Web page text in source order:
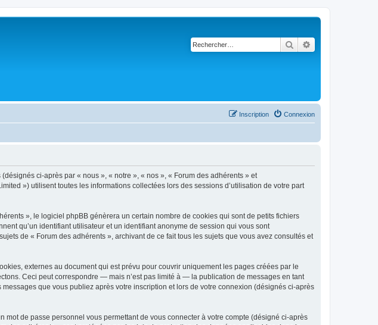
Rechercher
Connexion
Inscription
ci-après par « nous », « notre », « nos », « Forum des adhérents » et
») utilisent toutes les informations collectées lors des sessions d’utilisation de votre part
», le logiciel phpBB génèrera un certain nombre de cookies qui sont de petits fichiers
qu’un identifiant utilisateur et un identifiant anonyme de session qui vous sont
de « Forum des adhérents », archivant de ce fait tous les sujets que vous avez consultés et
externes au document qui est prévu pour couvrir uniquement les pages créées par le
Ceci peut correspondre — mais n’est pas limité à — la publication de messages en tant
que vous publiez après votre inscription et lors de votre connexion (désignés ci-après
de passe personnel vous permettant de vous connecter à votre compte (désigné ci-après